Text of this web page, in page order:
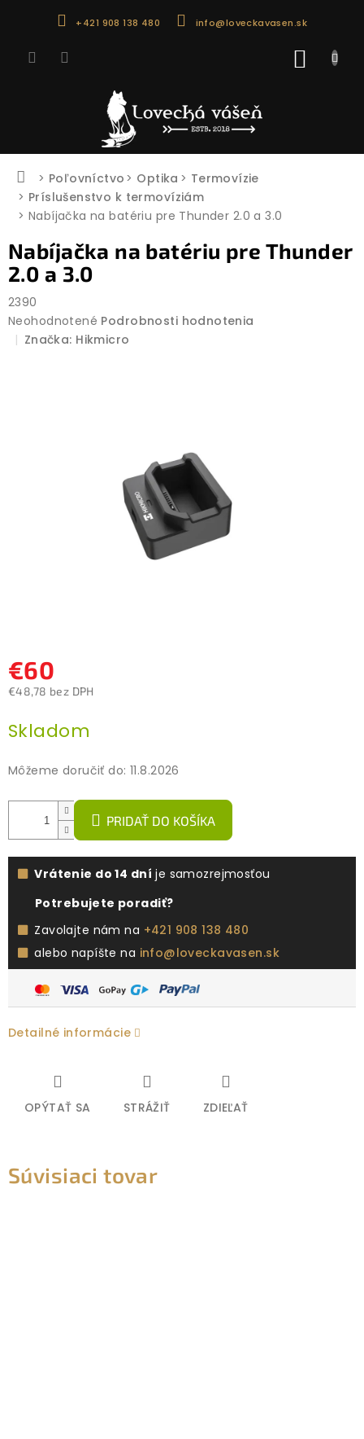
+421 908 138 480 info@loveckavasen.sk
Domov
Poľovníctvo Optika
Termovízie
Príslušenstvo k termovíziám
Nabíjačka na batériu pre Thunder 2.0 a 3.0
Nabíjačka na batériu pre Thunder
2.0 a 3.0
2390
Priemerné
hodnotenie
Neohodnotené Podrobnosti hodnotenia
Značka: Hikmicro
€60
€48,78 bez DPH
cena:
Skladom
Môžeme doručiť do: 11.8.2026
PRIDAŤ DO KOŠÍKA
Vrátenie do 14 dní je samozrejmosťou
Potrebujete poradiť?
Zavolajte nám na +421 908 138 480
alebo napíšte na info@loveckavasen.sk
Detailné informácie
OPÝTAŤ SA STRÁŽIŤ ZDIEĽAŤ
Súvisiaci tovar